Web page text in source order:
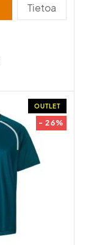
Tietoa
OUTLET
- 26%